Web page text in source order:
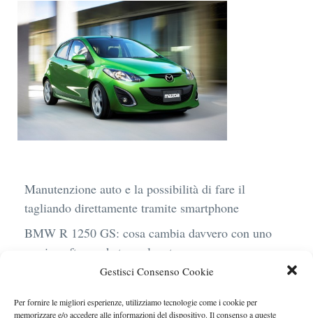
Gestisci Consenso Cookie
Per fornire le migliori esperienze, utilizziamo tecnologie come i cookie per
memorizzare e/o accedere alle informazioni del dispositivo. Il consenso a queste
Manutenzione auto e la possibilità di fare il
tagliando direttamente tramite smartphone
BMW R 1250 GS: cosa cambia davvero con uno
scarico aftermarket omologato
Audi Q4 e-Tron 40 Business elettrica: mobilità
sostenibile, stile, anche con noleggio a lungo
termine